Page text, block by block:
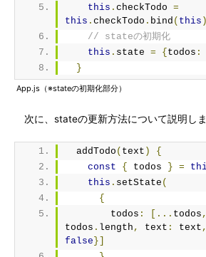
this . checkTodo =
this . checkTodo . bind ( this
// stateの初期化
this . state = { todos :
}
App.js（※stateの初期化部分）
次に、stateの更新方法について説明しま
  addTodo
( text )
{
const
{ todos } =
this . setState (
{
        todos
: [... todos ,
todos . length , text : text ,
false }]